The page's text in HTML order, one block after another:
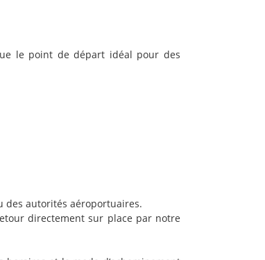
le point de départ idéal pour des
des autorités aéroportuaires.
directement sur place par notre